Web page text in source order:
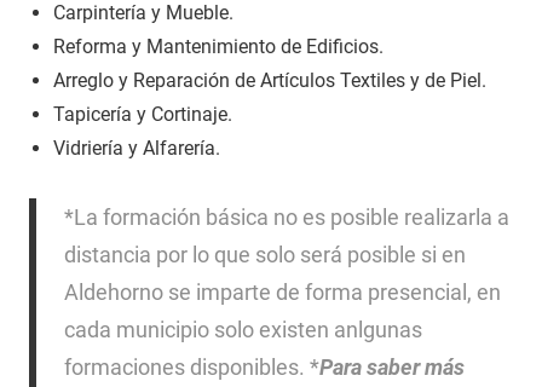
Carpintería y Mueble.
Reforma y Mantenimiento de Edificios.
Arreglo y Reparación de Artículos Textiles y de Piel.
Tapicería y Cortinaje.
Vidriería y Alfarería.
*La formación básica no es posible realizarla a
distancia por lo que solo será posible si en
Aldehorno se imparte de forma presencial, en
cada municipio solo existen anlgunas
formaciones disponibles. *Para saber más